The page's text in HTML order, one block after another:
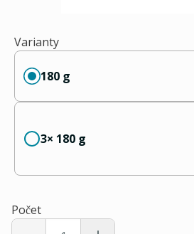
Varianty
180 g
3× 180 g
Počet